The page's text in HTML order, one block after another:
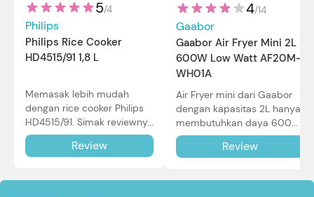
5/4
Philips
Philips Rice Cooker
HD4515/91 1,8 L
Memasak lebih mudah
dengan rice cooker Philips
HD4515/91. Simak reviewnya
di sini.
Review
4/14
Gaabor
Gaabor Air Fryer Mini 2L
600W Low Watt AF20M-
WH01A
Air Fryer mini dari Gaabor
dengan kapasitas 2L hanya
membutuhkan daya 600W
dalam pemakaian. Simak
review selengkapnya di sini.
Review